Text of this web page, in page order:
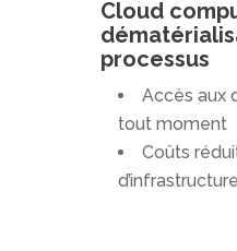
Cloud
processus
Accès aux
tout moment
Coûts